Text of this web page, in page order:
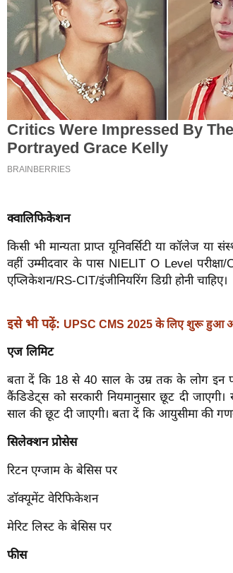
क्वालिफिकेशन
किसी भी मान्यता प्राप्त यूनिवर्सिटी या कॉलेज
वहीं उम्मीदवार के पास NIELIT O Level परीक्षा/
एप्लिकेशन/RS-CIT/इंजीनियरिंग डिग्री होनी चाहिए।
इसे भी पढ़ें: UPSC CMS 2025 के लिए शुरू हुआ
एज लिमिट
बता दें कि 18 से 40 साल के उम्र तक के लोग इन
कैंडिडेट्स को सरकारी नियमानुसार छूट दी जाएगी।
साल की छूट दी जाएगी। बता दें कि आयुसीमा की
सिलेक्शन प्रोसेस
रिटन एग्जाम के बेसिस पर
डॉक्यूमेंट वेरिफिकेशन
मेरिट लिस्ट के बेसिस पर
फीस